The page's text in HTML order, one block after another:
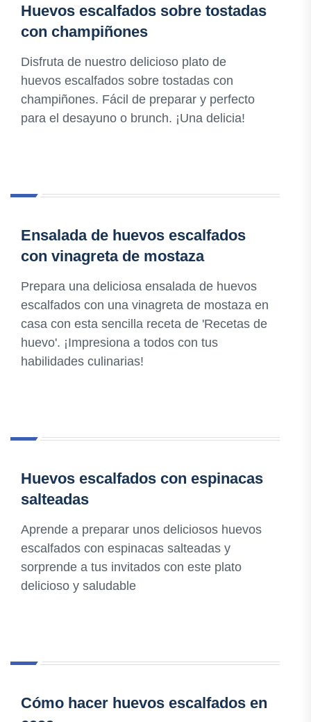
Huevos escalfados sobre tostadas
con champiñones
Disfruta de nuestro delicioso plato de
huevos escalfados sobre tostadas con
champiñones. Fácil de preparar y perfecto
para el desayuno o brunch. ¡Una delicia!
Ensalada de huevos escalfados
con vinagreta de mostaza
Prepara una deliciosa ensalada de huevos
escalfados con una vinagreta de mostaza en
casa con esta sencilla receta de 'Recetas de
huevo'. ¡Impresiona a todos con tus
habilidades culinarias!
Huevos escalfados con espinacas
salteadas
Aprende a preparar unos deliciosos huevos
escalfados con espinacas salteadas y
sorprende a tus invitados con este plato
delicioso y saludable
Cómo hacer huevos escalfados en